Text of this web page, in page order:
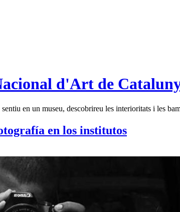
d'Art de
en un museu, descobrireu les interioritats i les
en los institutos